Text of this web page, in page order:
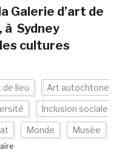
Galerie d’art de
à Sydney
cultures
lieu Art autochtone
Inclusion sociale
Monde Musée